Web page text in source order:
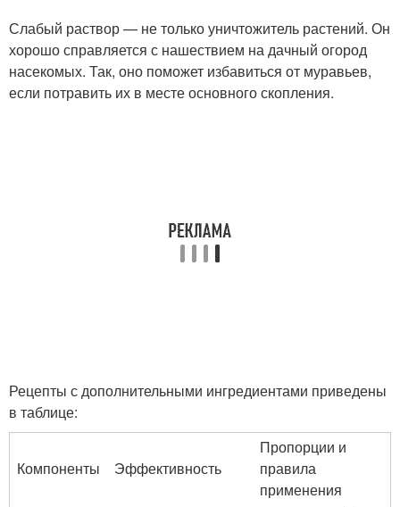
Слабый раствор — не только уничтожитель растений. Он
хорошо справляется с нашествием на дачный огород
насекомых. Так, оно поможет избавиться от муравьев,
если потравить их в месте основного скопления.
Рецепты с дополнительными ингредиентами приведены
в таблице:
Компоненты Эффективность
Пропорции и
правила
применения